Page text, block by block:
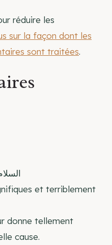
réduire les
sur la façon dont les
sont traitées.
et terriblement
donne tellement
cause.